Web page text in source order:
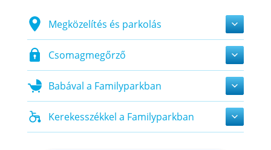
Megközelítés és parkolás
Csomagmegőrző
Babával a Familyparkban
Kerekesszékkel a Familyparkban